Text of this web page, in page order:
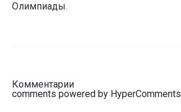
Олимпиады.
Комментарии
comments powered by HyperComments